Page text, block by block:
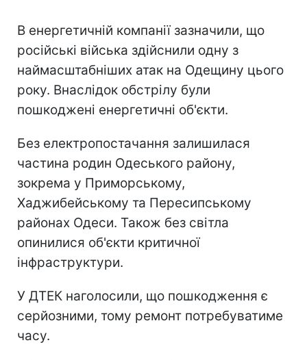
В енергетичній компанії зазначили, що
російські війська здійснили одну з
наймасштабніших атак на Одещину цього
року. Внаслідок обстрілу були
пошкоджені енергетичні об'єкти.
Без електропостачання залишилася
частина родин Одеського району,
зокрема у Приморському,
Хаджибейському та Пересипському
районах Одеси. Також без світла
опинилися об'єкти критичної
інфраструктури.
У ДТЕК наголосили, що пошкодження є
серйозними, тому ремонт потребуватиме
часу.